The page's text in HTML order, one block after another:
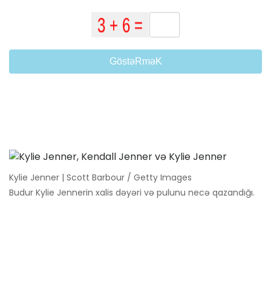
GöstəRməK
Kylie Jenner | Scott Barbour / Getty Images
Budur Kylie Jennerin xalis dəyəri və pulunu necə qazandığı.